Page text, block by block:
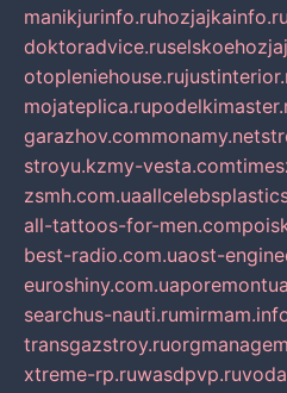
manikjurinfo.ruhozjajkainfo.ru
doktoradvice.ru
otopleniehouse.ru
mojateplica.ru
garazhov.commonamy.net
stroyu.kzmy-vesta.com
zsmh.com.ua
all-tattoos-for-men.com
best-radio.com.uaost-
euroshiny.com.ua
searchus-nauti.ru
transgazstroy.ru
xtreme-rp.ruwasdpvp.ru